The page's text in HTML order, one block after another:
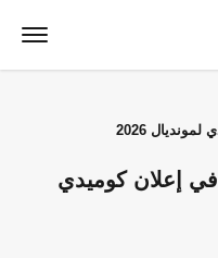
2026
إعلان كوميدي